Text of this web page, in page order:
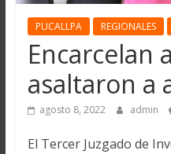
PUCALLPA REGIONALES
Encarcelan
asaltaron a
agosto 8, 2022 admin
El Tercer Juzgado de